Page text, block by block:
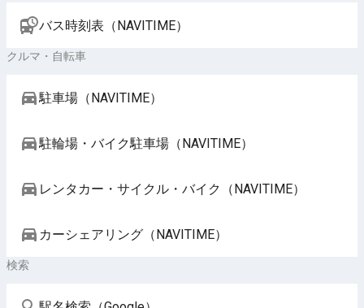
バス時刻表（NAVITIME）
クルマ・自転車
駐車場（NAVITIME）
駐輪場・バイク駐車場（NAVITIME）
レンタカー・サイクル・バイク（NAVITIME）
カーシェアリング（NAVITIME）
検索